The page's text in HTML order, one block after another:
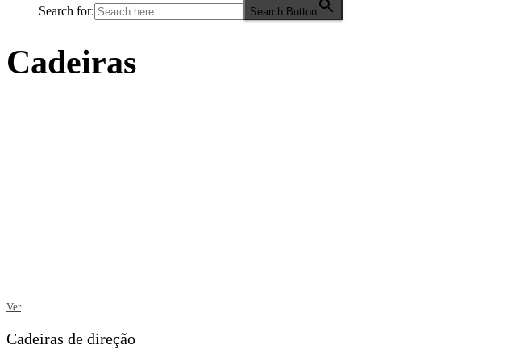
Search for: Search Button
Cadeiras
Ver
Cadeiras de direção